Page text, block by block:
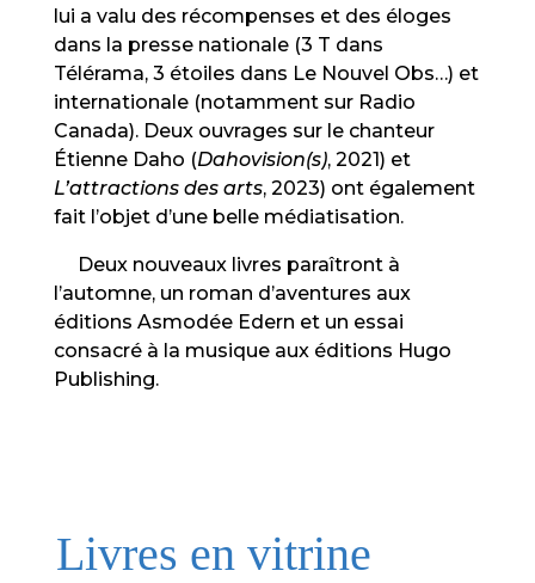
lui a valu des récompenses et des éloges
dans la presse nationale (3 T dans
Télérama, 3 étoiles dans Le Nouvel Obs…) et
internationale (notamment sur Radio
Canada). Deux ouvrages sur le chanteur
Étienne Daho (Dahovision(s), 2021) et
L’attractions des arts, 2023) ont également
fait l’objet d’une belle médiatisation.
Deux nouveaux livres paraîtront à
l’automne, un roman d’aventures aux
éditions Asmodée Edern et un essai
consacré à la musique aux éditions Hugo
Publishing.
Livres en vitrine